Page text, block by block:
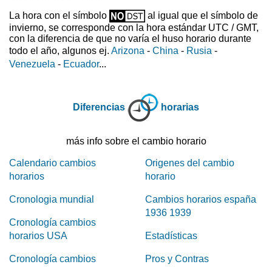
La hora con el símbolo
al igual que el símbolo de
invierno, se corresponde con la hora estándar UTC / GMT,
con la diferencia de que no varía el huso horario durante
todo el año, algunos ej. Arizona - China - Rusia -
Venezuela - Ecuador...
Diferencias horarias
más info sobre el cambio horario
Calendario cambios
horarios
Cronologia mundial
Cronología cambios
horarios USA
Cronología cambios
Origenes del cambio
horario
Cambios horarios españa
1936 1939
Estadísticas
Pros y Contras